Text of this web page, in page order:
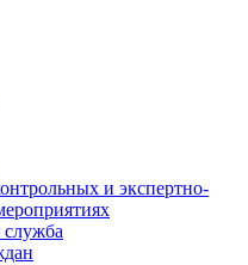
и экспертно-